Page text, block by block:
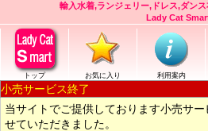
輸入水着,ランジェリー,ドレス,ダン
Lady Cat
トップ お気に入り 利用案内
小売サービス終了
当サイトでご提供しております小売サ
せていただきました。